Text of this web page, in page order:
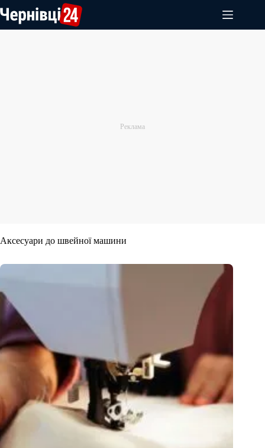
до
вмісту
Аксесуари до швейної машини